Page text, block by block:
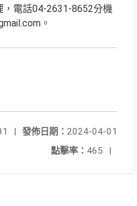
，電話04-2631-8652分機
。
發佈日期： 2024-04-01
|
點擊率： 465 |